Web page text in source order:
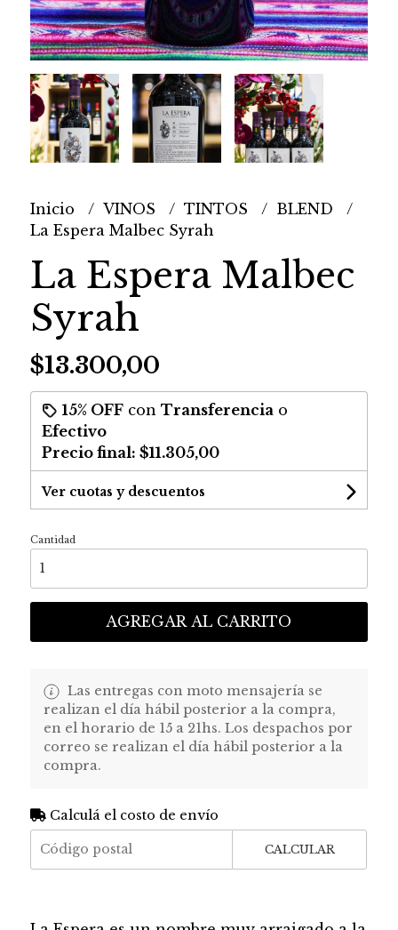
Inicio VINOS TINTOS
BLEND
La Espera Malbec Syrah
La Espera Malbec
Syrah
$13.300,00
15% OFFcon Transferencia o
Efectivo
Precio final: $11.305,00
Ver cuotas y descuentos
Cantidad
AGREGAR AL CARRITO
Las entregas con moto mensajería se
realizan el día hábil posterior a la compra,
en el horario de 15 a 21hs. Los despachos por
correo se realizan el día hábil posterior a la
compra.
Calculá el costo de envío
CALCULAR